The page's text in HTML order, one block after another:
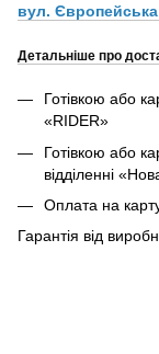
вул.
Детальніше про
Готівкою або
«RIDER»
Готівкою або
відділенні
Оплата на
Гарантія від